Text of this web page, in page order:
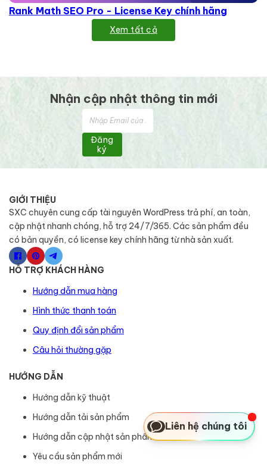
Rank Math SEO Pro - License Key chính hãng
Xem tất cả
Nhận cập nhật thông tin mới
Đăng
ký
GIỚI THIỆU
SXC chuyên cung cấp tài nguyên WordPress trả phí, an toàn,
cập nhật nhanh chóng, hỗ trợ 24/7/365. Các sản phẩm đều
có bản quyền, có license key chính hãng từ nhà sản xuất.
HỖ TRỢ KHÁCH HÀNG
Hướng dẫn mua hàng
Hình thức thanh toán
Quy định đổi sản phẩm
Câu hỏi thường gặp
HƯỚNG DẪN
Hướng dẫn kỹ thuật
Hướng dẫn tải sản phẩm
Hướng dẫn cập nhật sản phẩm
Yêu cầu sản phẩm mới
Liên hệ chúng tôi